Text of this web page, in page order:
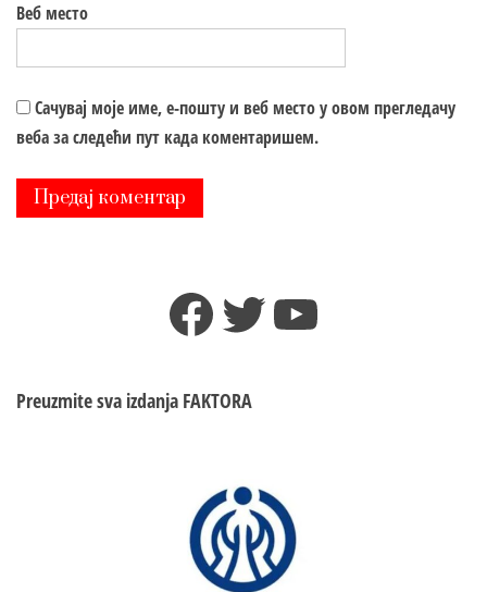
Веб место
Сачувај моје име, е-пошту и веб место у овом прегледачу
веба за следећи пут када коментаришем.
Facebook
TwitterYouTube
Preuzmite sva izdanja FAKTORA